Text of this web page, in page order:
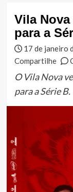
Vila
para a
17 de janeiro
Compartilhe
O Vila Nova
para a Série B.